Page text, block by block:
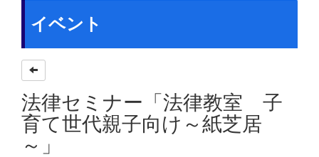
イベント
法律セミナー「法律教室 子
育て世代親子向け～紙芝居
～」